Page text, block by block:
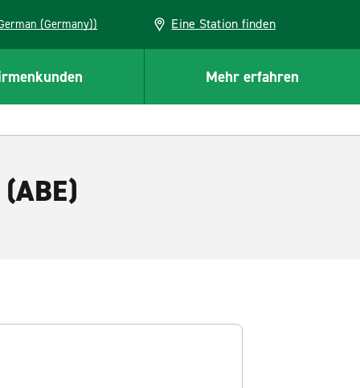
(German (Germany)) Eine Station finden
Mehr erfahren